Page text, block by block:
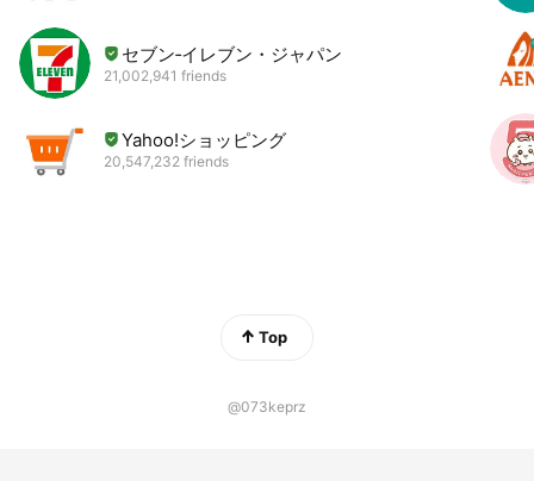
セブン‐イレブン・ジャパン
21,002,941 friends
Yahoo!ショッピング
20,547,232 friends
Top
@073keprz